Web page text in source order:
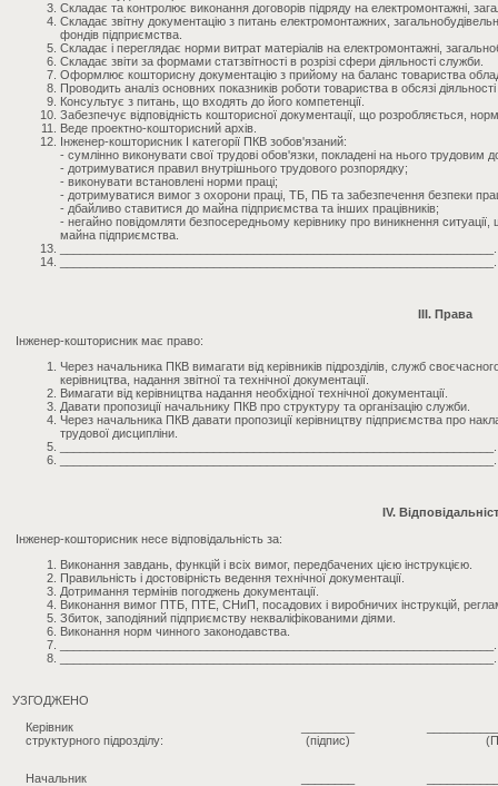
Складає та контролює виконання договорів підряду на електромонтажні,
Складає звітну документацію з питань електромонтажних,
фондів підприємства.
Складає і переглядає норми витрат матеріалів на електромонтажні,
Складає звіти за формами статзвітності в розрізі сфери діяльності служби.
Оформлює кошторисну документацію з прийому на баланс товариства
Проводить аналіз основних показників роботи товариства в обсязі діяльності
Консультує з питань, що входять до його компетенції.
Забезпечує відповідність кошторисної документації, що розробляється,
Веде проектно-кошторисний архів.
Інженер-кошторисник I категорії ПКВ зобов'язаний:
- сумлінно виконувати свої трудові обов'язки, покладені на нього трудовим
- дотримуватися правил внутрішнього трудового розпорядку;
- виконувати встановлені норми праці;
- дотримуватися вимог з охорони праці, ТБ, ПБ та забезпечення безпеки
- дбайливо ставитися до майна підприємства та інших працівників;
- негайно повідомляти безпосередньому керівнику про виникнення
майна підприємства.
III. Права
Інженер-кошторисник має право:
Через начальника ПКВ вимагати від керівників підрозділів, служб
керівництва, надання звітної та технічної документації.
Вимагати від керівництва надання необхідної технічної документації.
Давати пропозиції начальнику ПКВ про структуру та організацію служби.
Через начальника ПКВ давати пропозиції керівництву підприємства про
трудової дисципліни.
IV.
Інженер-кошторисник несе відповідальність за:
Виконання завдань, функцій і всіх вимог, передбачених цією інструкцією.
Правильність і достовірність ведення технічної документації.
Дотримання термінів погоджень документації.
Виконання вимог ПТБ, ПТЕ, СНиП, посадових і виробничих інструкцій,
Збиток, заподіяний підприємству некваліфікованими діями.
Виконання норм чинного законодавства.
УЗГОДЖЕНО
Керівник
структурного підрозділу:
(підпис)
Начальник